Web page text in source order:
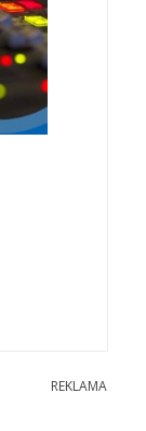
REKLAMA